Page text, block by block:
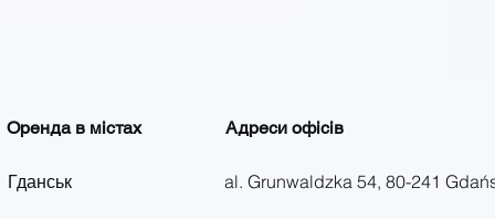
Оренда в містах
Гданськ
Адреси офісів
al. Grunwaldzka 54, 80-241